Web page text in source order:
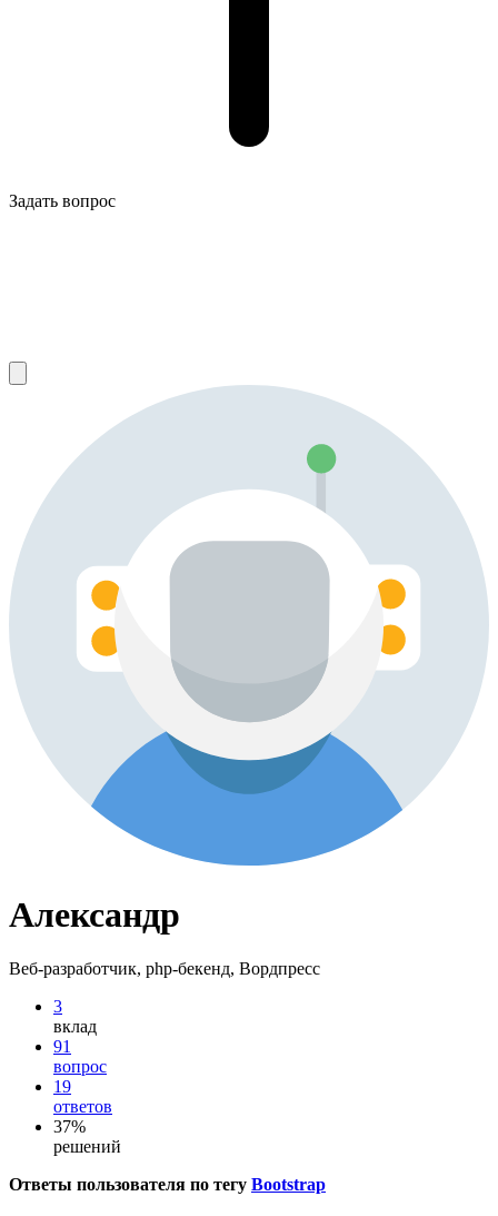
Задать вопрос
Александр
Веб-разработчик, php-бекенд, Вордпресс
3
вклад
91
вопрос
19
ответов
37%
решений
Ответы пользователя по тегу Bootstrap